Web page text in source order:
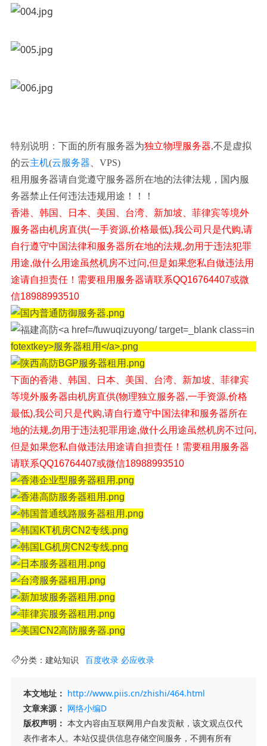
特别说明：下面的所有服务器为独立物理服务器,不是虚拟
的云主机(云服务器 、VPS)
租用服务器请自觉遵守服务器所在地的法律法规，国内服
务器禁止任何违法违规用途！！！
香港、韩国、日本、美国、台湾、新加坡、菲律宾等境外
服务器由机房直供(一手资源,价格最低),我公司只是代购,请
自行遵守中国法律和服务器所在地的法规,勿用于违法犯罪
用途,做什么用途虽然机房不过问,但是如果您私自做违法用
途请自担责任！需要租用服务器请联系QQ16764407或微
信18988993510
下面的香港、韩国、日本、美国、台湾、新加坡、菲律宾
等境外服务器由机房直供(物理独立服务器,一手资源,价格
最低),我公司只是代购,请自行遵守中国法律和服务器所在
地的法规,勿用于违法犯罪用途,做什么用途虽然机房不过问,
但是如果您私自做违法用途请自担责任！ 需要租用服务器
请联系QQ16764407或微信18988993510
分类： 建站知识 百度收录 必应收录
本文地址： http://www.piis.cn/zhishi/464.html
文章来源： 网络小编D
版权声明： 本文内容由互联网用户自发贡献，该文观点仅代
表作者本人。本站仅提供信息存储空间服务，不拥有所有